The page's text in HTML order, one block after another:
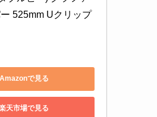
525mm Uクリップ
Amazonで見る
天市場で見る